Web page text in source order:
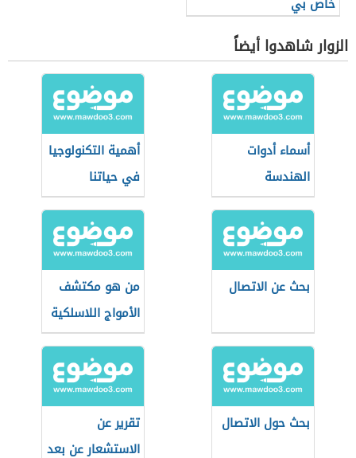
الزوار شاهدوا أيضاً
أسماء أدوات
الهندسة
الميكانيكية
أهمية التكنولوجيا
في حياتنا
بحث عن الاتصال
من هو مكتشف
الأمواج اللاسلكية
بحث حول الاتصال
تقرير عن
الاستشعار عن بعد